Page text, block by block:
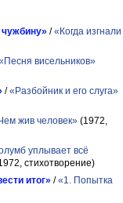
чужбину» /«Когда изгнали
висельников»
/«Разбойник и его слуга»
жив человек» (1972,
уплывает всё
стихотворение)
итог» /«1. Попытка